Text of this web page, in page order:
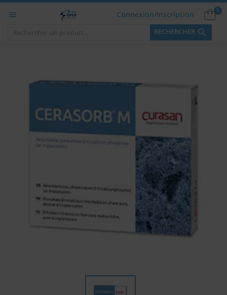
 0
Connexion/Inscription
RECHERCHER 